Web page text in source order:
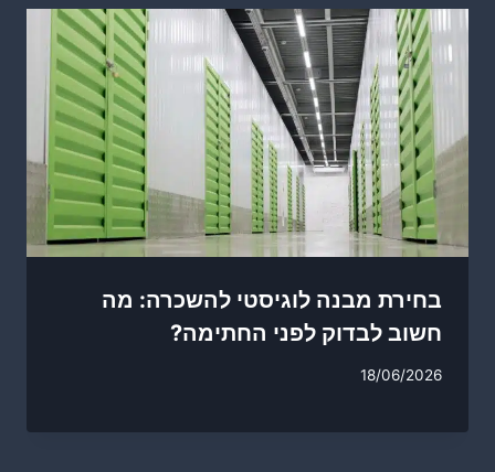
בחירת מבנה לוגיסטי להשכרה: מה
חשוב לבדוק לפני החתימה?
18/06/2026